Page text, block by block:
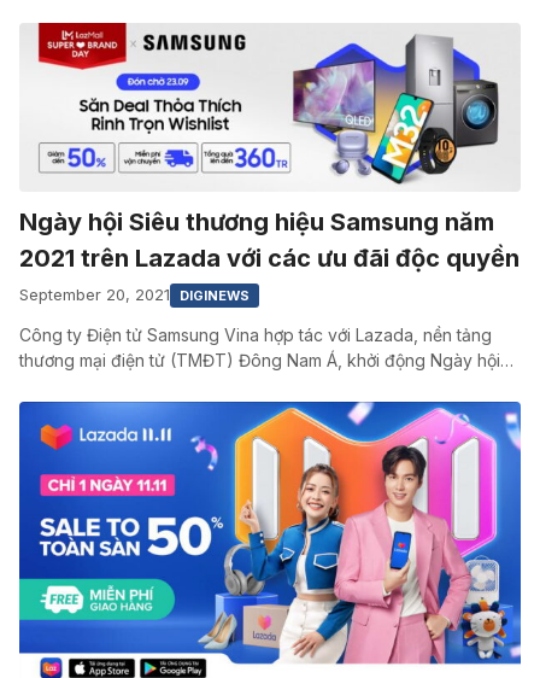
Ngày hội Siêu thương hiệu Samsung năm
2021 trên Lazada với các ưu đãi độc quyền
September 20, 2021 DIGINEWS
Công ty Điện tử Samsung Vina hợp tác với Lazada, nền tảng
thương mại điện tử (TMĐT) Đông Nam Á, khởi động Ngày hội…